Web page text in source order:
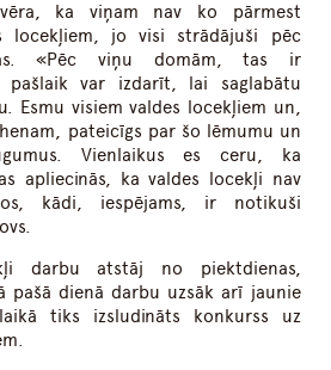
ka viņam nav ko pārmest
locekļiem, jo visi strādājuši pēc
«Pēc viņu domām, tas ir
pašlaik var izdarīt, lai saglabātu
Esmu visiem valdes locekļiem un,
pateicīgs par šo lēmumu un
Vienlaikus es ceru, ka
apliecinās, ka valdes locekļi nav
kādi, iespējams, ir notikuši
darbu atstāj no piektdienas,
pašā dienā darbu uzsāk arī jaunie
tiks izsludināts konkurss uz